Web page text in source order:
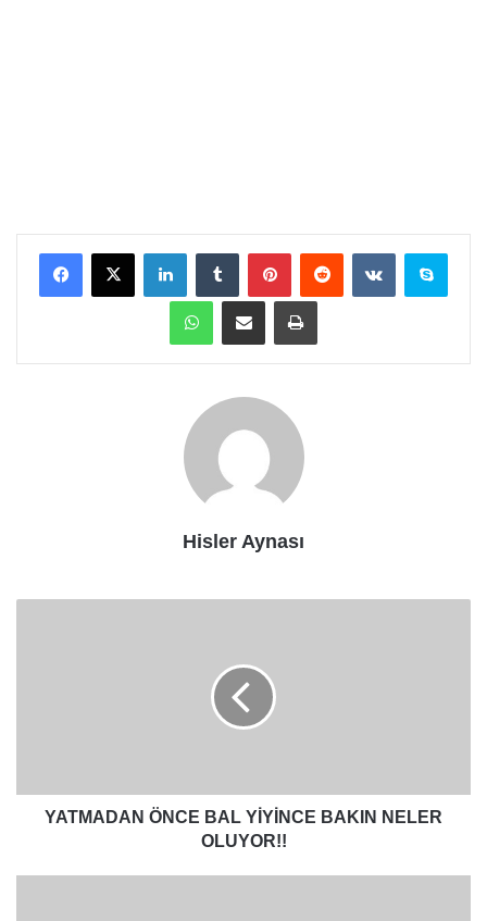
FacebookX LinkedInTumblr PinterestReddit VKontakteSkype
WhatsAppE-Posta ile paylaş Yazdır
Hisler Aynası
YATMADAN ÖNCE BAL YİYİNCE BAKIN NELER
OLUYOR!!